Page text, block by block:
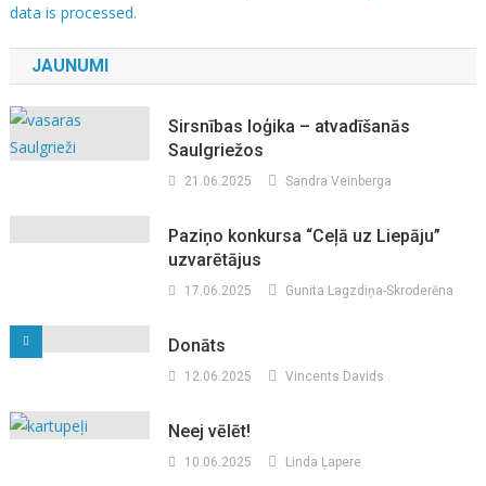
data is processed.
JAUNUMI
Sirsnības loģika – atvadīšanās
Saulgriežos
21.06.2025 Sandra Veinberga
Paziņo konkursa “Ceļā uz Liepāju”
uzvarētājus
17.06.2025 Gunita Lagzdiņa-Skroderēna
Donāts
12.06.2025 Vincents Davids
Neej vēlēt!
10.06.2025 Linda Ļapere